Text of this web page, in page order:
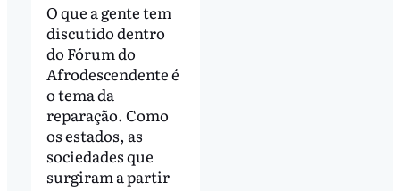
O que a gente tem
discutido dentro
do Fórum do
Afrodescendente é
o tema da
reparação. Como
os estados, as
sociedades que
surgiram a partir